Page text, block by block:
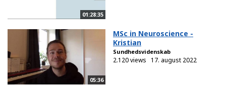
01:28:35
05:36
MSc in Neuroscience -
Kristian
Sundhedsvidenskab
2.120 views 17. august 2022